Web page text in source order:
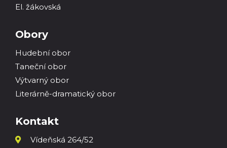
El. žákovská
Obory
Hudební obor
Taneční obor
Výtvarný obor
Literárně-dramatický obor
Kontakt
Vídeňská 264/52